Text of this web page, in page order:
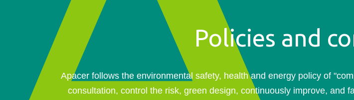
Policies and
Apacer follows the environmental safety, health and energy policy of
consultation, control the risk, green design, continuously improve, and